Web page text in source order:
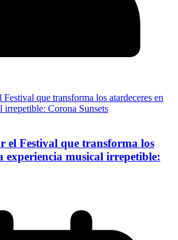
el Festival que transforma los
experiencia musical irrepetible: